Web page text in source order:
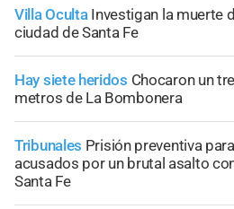
Villa Oculta Investigan la muerte
ciudad de Santa Fe
Hay siete heridos Chocaron un
metros de La Bombonera
Tribunales Prisión preventiva
acusados por un brutal asalto
Santa Fe